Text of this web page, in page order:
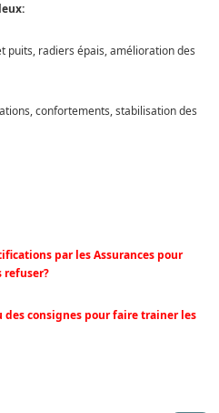
puits, radiers épais, amélioration des
confortements, stabilisation des
par les Assurances pour
refuser?
des consignes pour faire trainer les